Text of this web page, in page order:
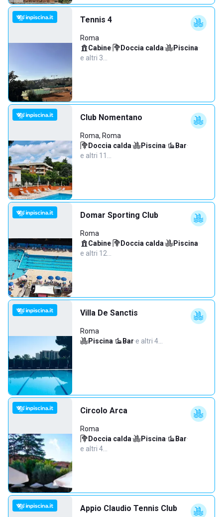
Tennis 4
Roma
Cabine· Doccia calda· Piscina·
e altri 3…
Club Nomentano
Roma, Roma
Doccia calda· Piscina· Bar·
e altri 11…
Domar Sporting Club
Roma
Cabine· Doccia calda· Piscina·
e altri 12…
Villa De Sanctis
Roma
Piscina· Bar·e altri 4…
Circolo Arca
Roma
Doccia calda· Piscina· Bar·
e altri 4…
Appio Claudio Tennis Club